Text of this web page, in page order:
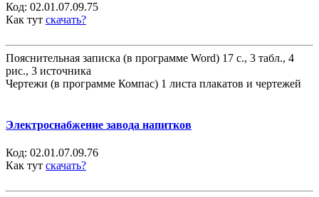
Код: 02.01.07.09.75
Как тут скачать?
Пояснительная записка (в программе Word) 17 с., 3 табл., 4
рис., 3 источника
Чертежи (в программе Компас) 1 листа плакатов и чертежей
Электроснабжение завода напитков
Код: 02.01.07.09.76
Как тут скачать?